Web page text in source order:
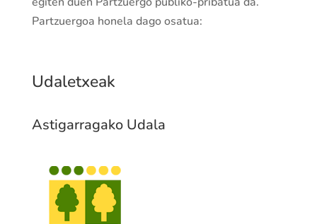
Partzuergoa honela dago osatua:
Udaletxeak
Astigarragako Udala